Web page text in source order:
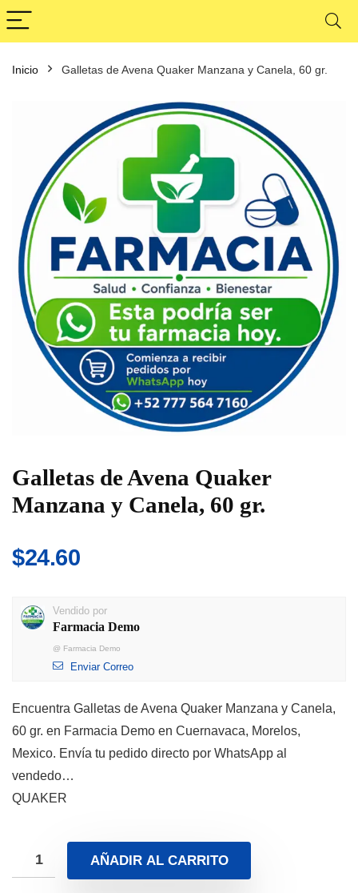
Inicio Galletas de Avena Quaker Manzana y Canela, 60 gr.
Galletas de Avena Quaker
Manzana y Canela, 60 gr.
$24.60
Vendido por
Farmacia Demo
@ Farmacia Demo
Enviar Correo
Encuentra Galletas de Avena Quaker Manzana y Canela,
60 gr. en Farmacia Demo en Cuernavaca, Morelos,
Mexico. Envía tu pedido directo por WhatsApp al
vendedo…
QUAKER
AÑADIR AL CARRITO